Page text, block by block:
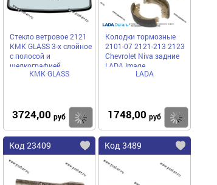
Стекло ветровое 2121
КМК GLASS 3-х слойное
с полосой и
шелкографией
VAZT0075КМК GLASS
3724,00 руб Купить
Колодки тормозные
2101-07 2121-213 2123
Chevrolet Niva задние
LADA Image
LADA
1748,00 руб
Код 23409 Код 3489